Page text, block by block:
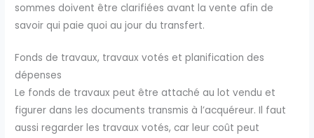
sommes doivent être clarifiées avant la vente afin de
savoir qui paie quoi au jour du transfert.
Fonds de travaux, travaux votés et planification des
dépenses
Le fonds de travaux peut être attaché au lot vendu et
figurer dans les documents transmis à l’acquéreur. Il faut
aussi regarder les travaux votés, car leur coût peut